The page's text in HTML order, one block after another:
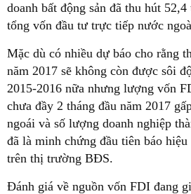
doanh bất động sản đã thu hút
tổng vốn đầu tư trực tiếp nước
Mặc dù có nhiều dự báo cho rằng
năm 2017 sẽ không còn được sôi
2015-2016 nữa nhưng lượng vốn
chưa đầy 2 tháng đầu năm 2017
ngoái và số lượng doanh nghiệp
đã là minh chứng đầu tiên báo
trên thị trường BĐS.
Đánh giá về nguồn vốn FDI đang